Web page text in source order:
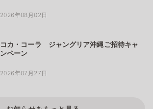
2026年08月02日
コカ・コーラ ジャングリア沖縄ご招待キャ
ンペーン
2026年07月27日